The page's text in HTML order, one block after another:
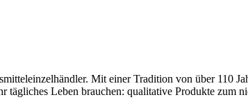
Mit einer Tradition von über 110
Leben brauchen: qualitative Produkte zum